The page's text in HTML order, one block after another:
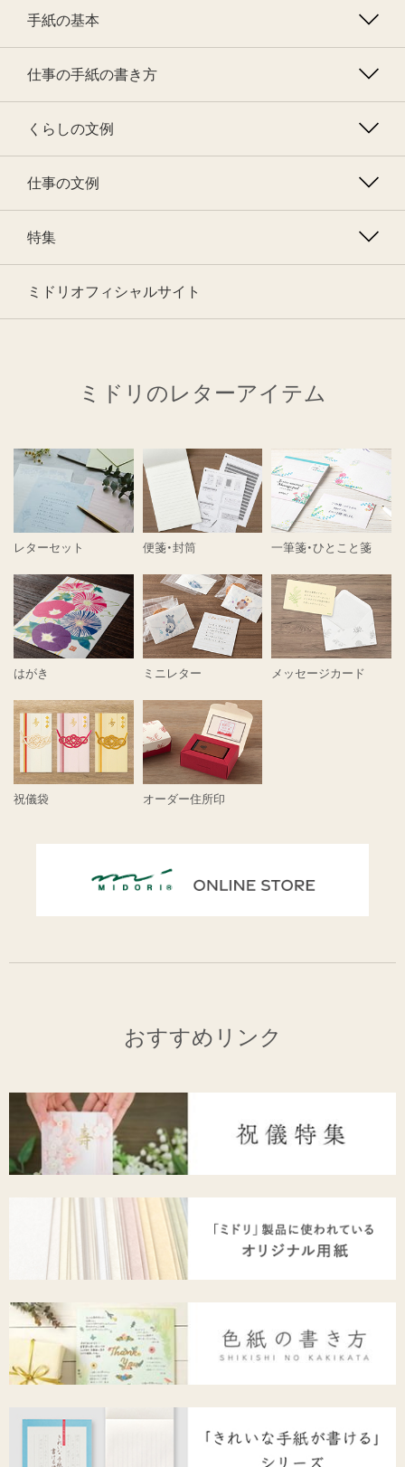
手紙の基本
仕事の手紙の書き方
くらしの文例
仕事の文例
特集
ミドリオフィシャルサイト
ミドリのレターアイテム
レターセット 便箋・封筒 一筆箋・ひとこと箋
はがき ミニレター メッセージカード
祝儀袋 オーダー住所印
おすすめリンク